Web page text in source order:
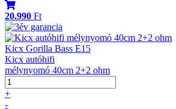
20.990 Ft
Kicx Gorilla Bass E15
Kicx autóhifi
mélynyomó 40cm 2+2 ohm
+
-